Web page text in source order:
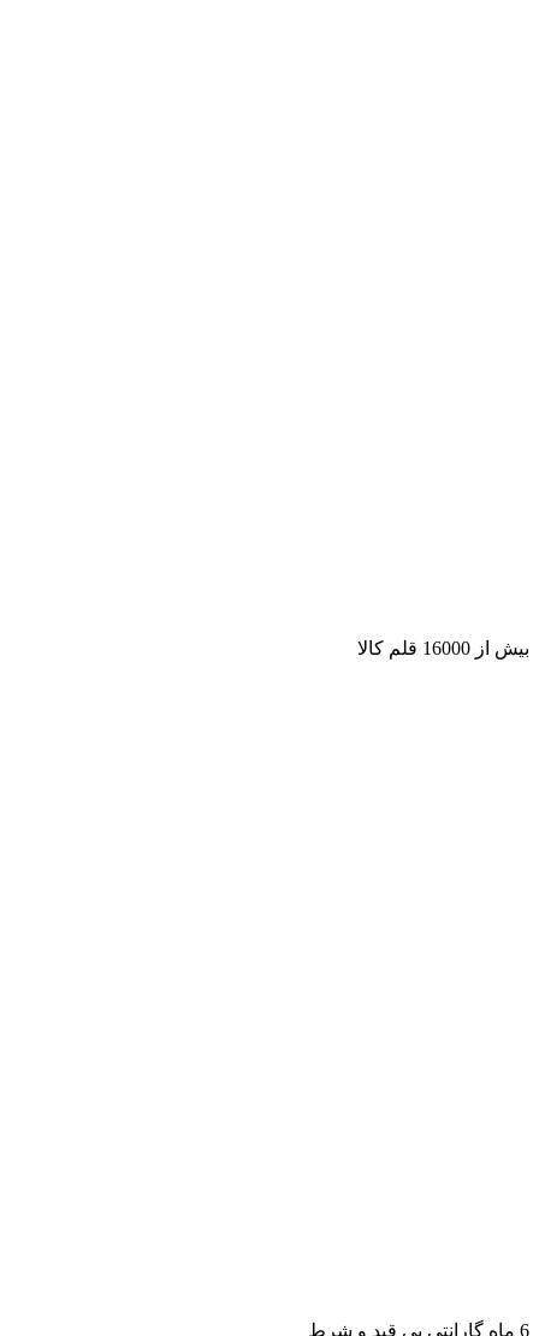
بیش از 16000 قلم کالا
6 ماه گارانتی بی قید و شرط